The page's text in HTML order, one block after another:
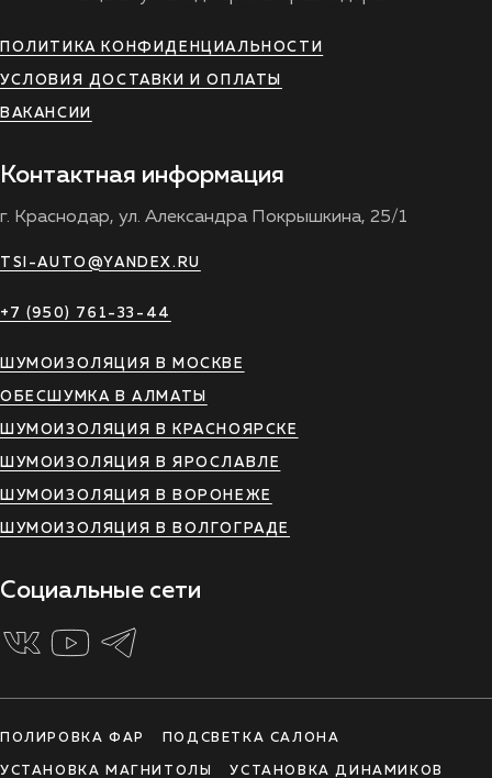
ПОЛИТИКА КОНФИДЕНЦИАЛЬНОСТИ
УСЛОВИЯ ДОСТАВКИ И ОПЛАТЫ
ВАКАНСИИ
Контактная информация
г. Краснодар, ул. Александра Покрышкина, 25/1
TSI-AUTO@YANDEX.RU
+7 (950) 761-33-44
ШУМОИЗОЛЯЦИЯ В МОСКВЕ
ОБЕСШУМКА В АЛМАТЫ
ШУМОИЗОЛЯЦИЯ В КРАСНОЯРСКЕ
ШУМОИЗОЛЯЦИЯ В ЯРОСЛАВЛЕ
ШУМОИЗОЛЯЦИЯ В ВОРОНЕЖЕ
ШУМОИЗОЛЯЦИЯ В ВОЛГОГРАДЕ
Социальные сети
ПОЛИРОВКА ФАР ПОДСВЕТКА САЛОНА
УСТАНОВКА МАГНИТОЛЫ УСТАНОВКА ДИНАМИКОВ